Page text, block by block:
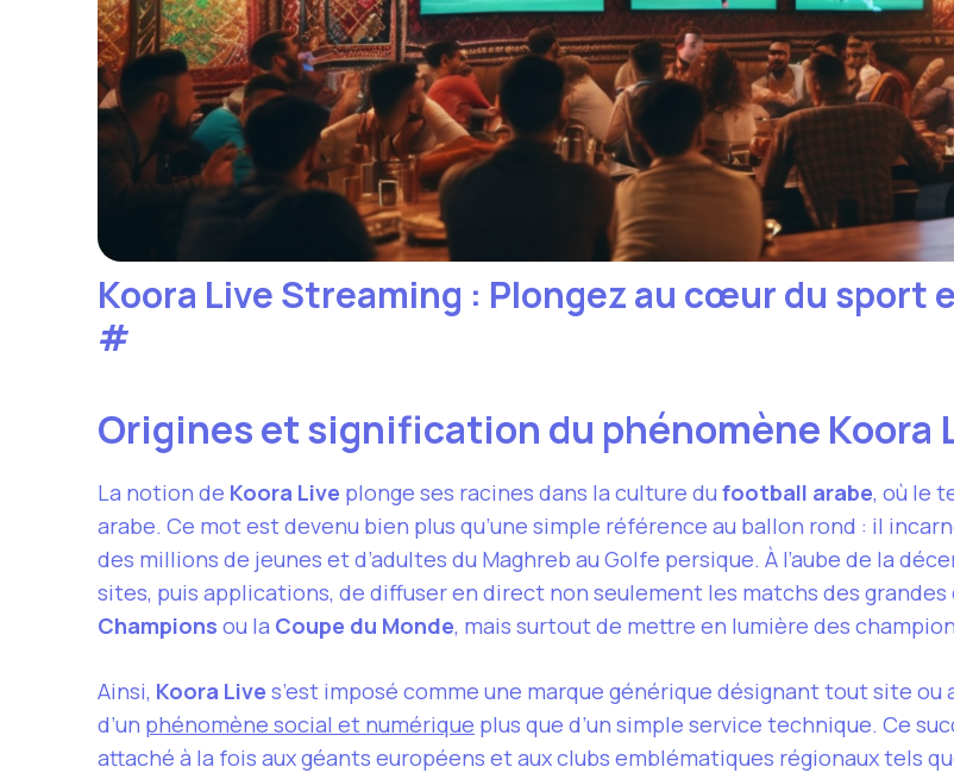
Koora Live Streaming : Plongez au cœur du sport
#
Origines et signification du phénomène Koora
La notion de Koora Live plonge ses racines dans la culture du football arabe, où le
arabe. Ce mot est devenu bien plus qu’une simple référence au ballon rond : il
des millions de jeunes et d’adultes du Maghreb au Golfe persique. À l’aube de la
sites, puis applications, de diffuser en direct non seulement les matchs des
Champions ou la Coupe du Monde, mais surtout de mettre en lumière des
Ainsi, Koora Live s’est imposé comme une marque générique désignant tout site
d’un phénomène social et numérique plus que d’un simple service technique. Ce
attaché à la fois aux géants européens et aux clubs emblématiques régionaux tels